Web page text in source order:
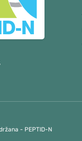
- PEPTID-N